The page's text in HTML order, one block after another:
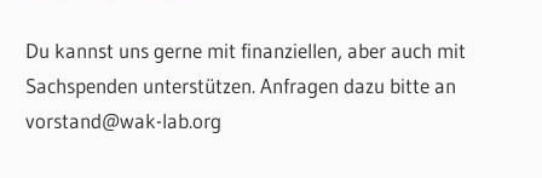
Du kannst uns gerne mit finanziellen, aber auch mit
Sachspenden unterstützen. Anfragen dazu bitte an
vorstand@wak-lab.org